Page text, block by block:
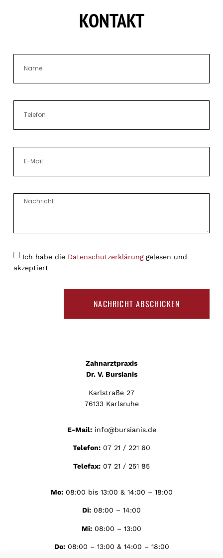
KONTAKT
Ich habe die Datenschutzerklärunggelesen und
akzeptiert
NACHRICHT ABSCHICKEN
Zahnarztpraxis
Dr. V. Bursianis
Karlstraße 27
76133 Karlsruhe
E-Mail:info@bursianis.de
Telefon: 07 21 / 221 60
Telefax: 07 21 / 251 85
Mo:08:00 bis 13:00 & 14:00 – 18:00
Di: 08:00 – 14:00
Mi: 08:00 – 13:00
Do:08:00 – 13:00 & 14:00 – 18:00